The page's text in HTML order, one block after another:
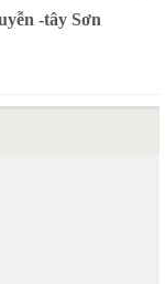
-tây Sơn